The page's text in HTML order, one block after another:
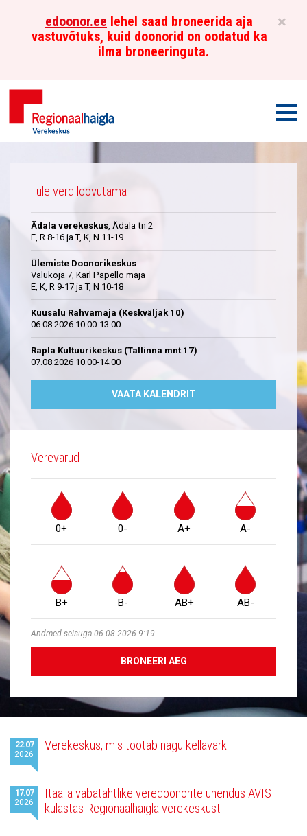
×
edoonor.ee lehel saad broneerida aja
vastuvõtuks, kuid doonorid on oodatud ka
ilma broneeringuta.
Eesti
Regionaalhaigla
Verekeskus
Tule verd loovutama
Ädala verekeskus , Ädala tn 2
E, R 8-16 ja T, K, N 11-19
Ülemiste Doonorikeskus
Valukoja 7, Karl Papello maja
E, K, R 9-17 ja T, N 10-18
Kuusalu Rahvamaja (Keskväljak 10)
06.08.2026 10.00-13.00
Rapla Kultuurikeskus (Tallinna mnt 17)
07.08.2026 10.00-14.00
VAATA KALENDRIT
Verevarud
0+ 0- A+ A-
B+ B- AB+ AB-
Andmed seisuga 06.08.2026 9:19
BRONEERI AEG
Viimased
uudised
22.07
2026
Verekeskus, mis töötab nagu kellavärk
17.07
2026
Itaalia vabatahtlike veredoonorite ühendus AVIS
külastas Regionaalhaigla verekeskust